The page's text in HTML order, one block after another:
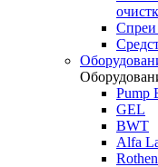
Спреи
Pump
GEL
BWT
Alfa